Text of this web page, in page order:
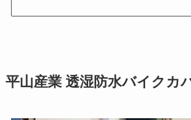
平山産業透湿防水バイクカ